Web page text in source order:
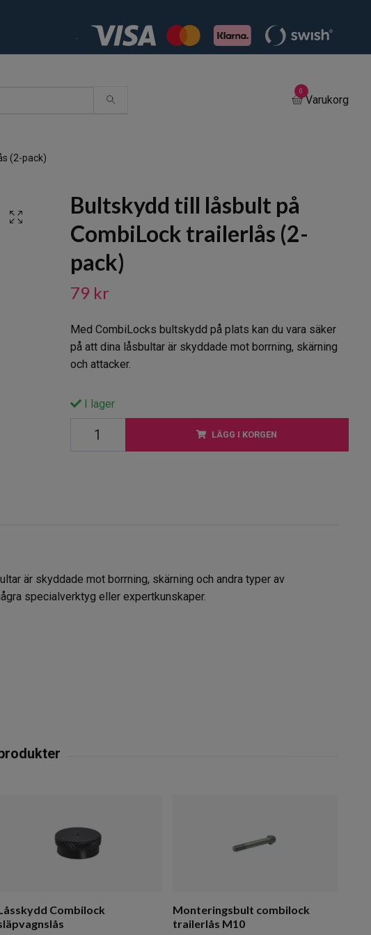
0
Varukorg
(2-pack)
Bultskydd till låsbult på
CombiLock trailerlås (2-
pack)
79 kr
Med CombiLocks bultskydd på plats kan du vara säker
på att dina låsbultar är skyddade mot borrning, skärning
och attacker.
I lager
LÄGG I KORGEN
är skyddade mot borrning, skärning och andra typer av
specialverktyg eller expertkunskaper.
Combilock
Monteringsbult combilock
trailerlås M10